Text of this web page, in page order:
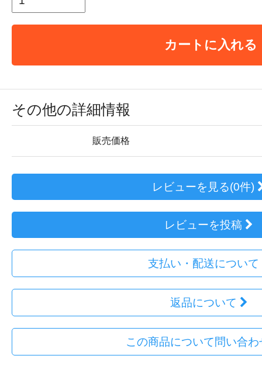
カートに入れる
その他の詳細情報
販売価格
レビューを見る(0件)
レビューを投稿
支払い・配送について
返品について
この商品について問い合わ